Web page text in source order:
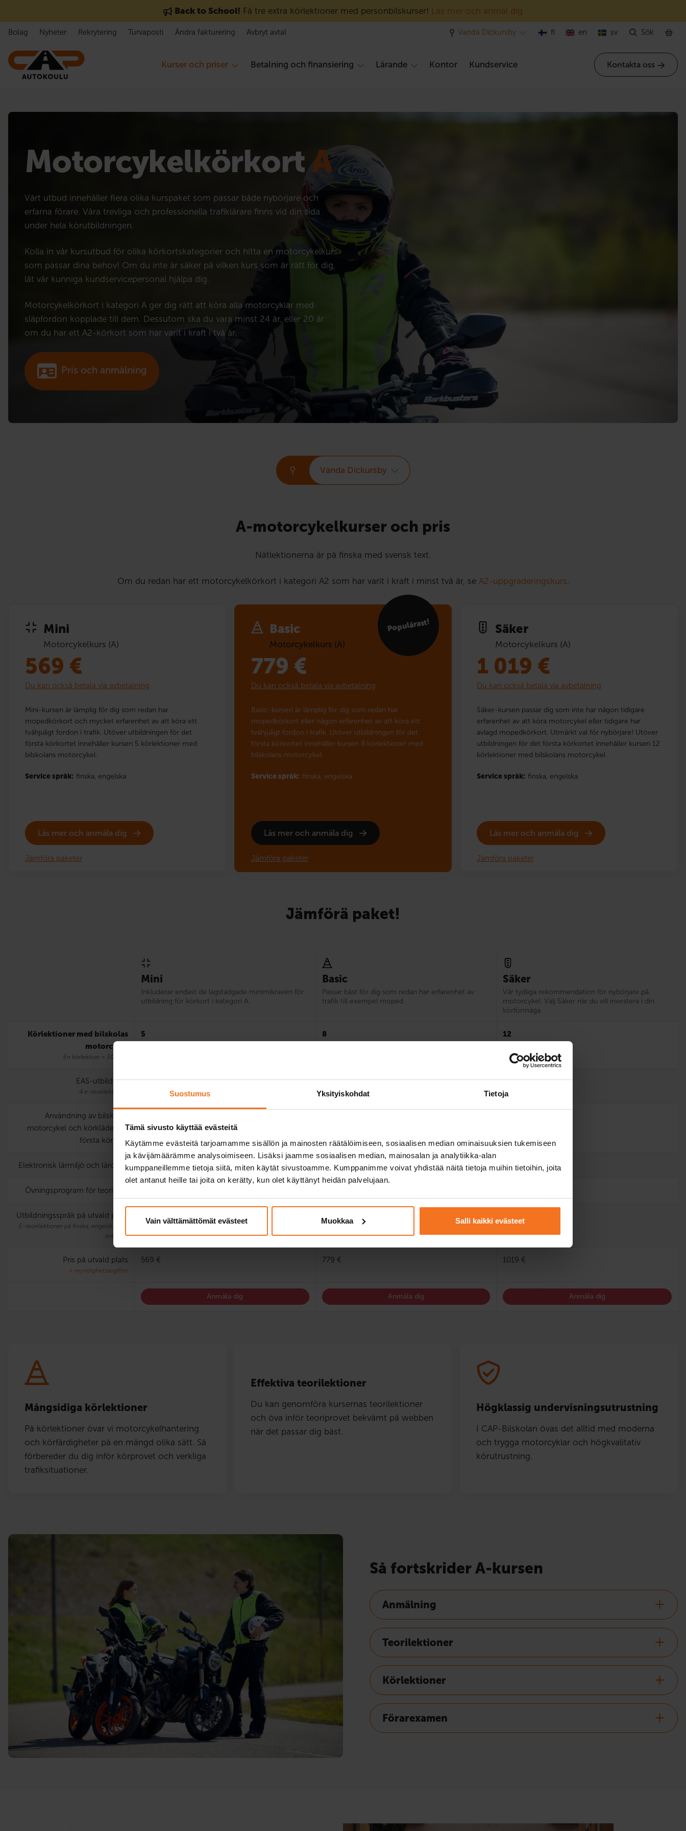
Suostumus Yksityiskohdat Tietoja
Tämä sivusto käyttää evästeitä
Käytämme evästeitä tarjoamamme sisällön ja mainosten räätälöimiseen, sosiaalisen median ominaisuuksien tukemiseen
ja kävijämäärämme analysoimiseen. Lisäksi jaamme sosiaalisen median, mainosalan ja analytiikka-alan
kumppaneillemme tietoja siitä, miten käytät sivustoamme. Kumppanimme voivat yhdistää näitä tietoja muihin tietoihin, joita
olet antanut heille tai joita on kerätty, kun olet käyttänyt heidän palvelujaan.
Vain välttämättömät evästeet Muokkaa Salli kaikki evästeet
Back to School! Få tre extra körlektioner med personbilskurser! Läs mer och anmäl dig
Kurser och priser Betalning och finansiering Lärande Kontor Kundservice Kontakta oss
Bolag Nyheter Rekrytering Turvaposti Ändra fakturering Avbryt avtal Vanda Dickursby fi en sv Sök
MotorcykelkörkortA
Vårt utbud innehåller flera olika kurspaket som passar både nybörjare och
erfarna förare. Våra trevliga och professionella trafiklärare finns vid din sida
under hela körutbildningen.
Kolla in vår kursutbud för olika körkortskategorier och hitta en motorcykelkurs
som passar dina behov! Om du inte är säker på vilken kurs som är rätt för dig,
låt vår kunniga kundservicepersonal hjälpa dig.
Motorcykelkörkort i kategori A ger dig rätt att köra alla motorcyklar med
släpfordon kopplade till dem. Dessutom ska du vara minst 24 år, eller 20 år
om du har ett A2-körkort som har varit i kraft i två år.
Pris och anmälning
Vanda Dickursby
A-motorcykelkurser och pris
Nätlektionerna är på finska med svensk text.
Om du redan har ett motorcykelkörkort i kategori A2 som har varit i kraft i minst två år, se A2-uppgraderingskurs
Mini
Motorcykelkurs (A)
569 €
Du kan också betala via avbetalning
Mini-kursen är lämplig för dig som redan har
mopedkörkort och mycket erfarenhet av att köra ett
tvåhjuligt fordon i trafik. Utöver utbildningen för det
första körkortet innehåller kursen 5 körlektioner med
bilskolans motorcykel.
Service språk: finska, engelska
Läs mer och anmäla dig
Jämföra paketer
Basic
Motorcykelkurs (A)
Populärast!
779 €
Du kan också betala via avbetalning
Basic-kursen är lämplig för dig som redan har
mopedkörkort eller någon erfarenhet av att köra ett
tvåhjuligt fordon i trafik. Utöver utbildningen för det
första körkortet innehåller kursen 8 körlektioner med
bilskolans motorcykel.
Service språk: finska, engelska
Läs mer och anmäla dig
Jämföra paketer
Säker
Motorcykelkurs (A)
1 019 €
Du kan också betala via avbetalning
Säker-kursen passar dig som inte har någon tidigare
erfarenhet av att köra motorcykel eller tidigare har
avlagd mopedkörkort. Utmärkt val för nybörjare! Utöver
utbildningen för det första körkortet innehåller kursen 12
körlektioner med bilskolans motorcykel
Service språk: finska, engelska
Läs mer och anmäla dig
Jämföra paketer
Jämförä paket!
Mini
Inkluderar endast de lagstadgade minimikraven för
utbildning för körkort i kategori A.
Basic
Passar bäst för dig som redan har erfarenhet av
trafik till exempel moped.
Säker
Vår tydliga rekommendation för nybörjare på
motorcykel. Välj Säker när du vill investera i din
körförmåga.
Körlektioner med bilskolas
motorcykel
En körlektion = 50 min.
5 8 12
EAS-utbildning
4 e-teorilektioner
Användning av bilskolas
motorcykel och körkläder vid
första körprov
Elektronisk lärmiljö och lärobok
Övningsprogram för teoriprov
Utbildningsspråk på utvald plats
E-teorilektioner på finska, engelska och
svenska.
Pris på utvald plats
+ myndighetsavgifter
569 € 779 € 1019 €
Anmäla dig Anmäla dig Anmäla dig
Mångsidiga körlektioner
På körlektioner övar vi motorcykelhantering
och körfärdigheter på en mängd olika sätt. Så
förbereder du dig inför körprovet och verkliga
trafiksituationer.
Effektiva teorilektioner
Du kan genomföra kursernas teorilektioner
och öva inför teoriprovet bekvämt på webben
när det passar dig bäst.
Högklassig undervisningsutrustning
I CAP-Bilskolan övas det alltid med moderna
och trygga motorcyklar och högkvalitativ
körutrustning.
Så fortskrider A-kursen
Anmälning
Teorilektioner
Körlektioner
Förarexamen